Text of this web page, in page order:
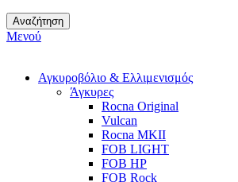
Αναζήτηση
Μενού
Αγκυροβόλιο & Ελλιμενισμός
Άγκυρες
Rocna Original
Vulcan
Rocna MKII
FOB LIGHT
FOB HP
FOB Rock